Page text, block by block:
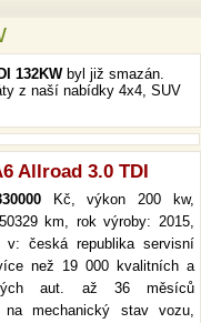
132KWbyl již smazán.
z naší nabídky 4x4, SUV
Allroad 3.0 TDI
Kč, výkon 200 kw,
km, rok výroby: 2015,
v: česká republika servisní
než 19 000 kvalitních a
aut. až 36 měsíců
na mechanický stav vozu,